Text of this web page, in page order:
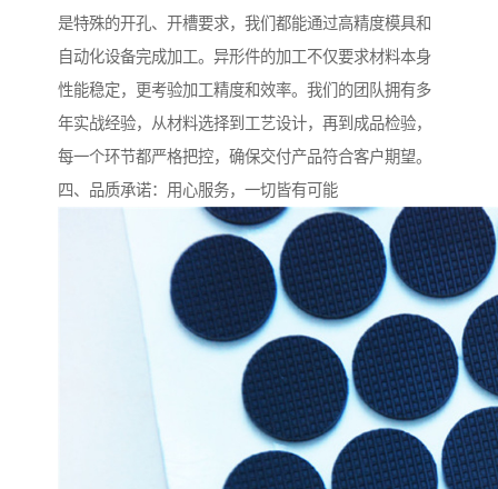
是特殊的开孔、开槽要求，我们都能通过高精度模具和
自动化设备完成加工。异形件的加工不仅要求材料本身
性能稳定，更考验加工精度和效率。我们的团队拥有多
年实战经验，从材料选择到工艺设计，再到成品检验，
每一个环节都严格把控，确保交付产品符合客户期望。
四、品质承诺：用心服务，一切皆有可能